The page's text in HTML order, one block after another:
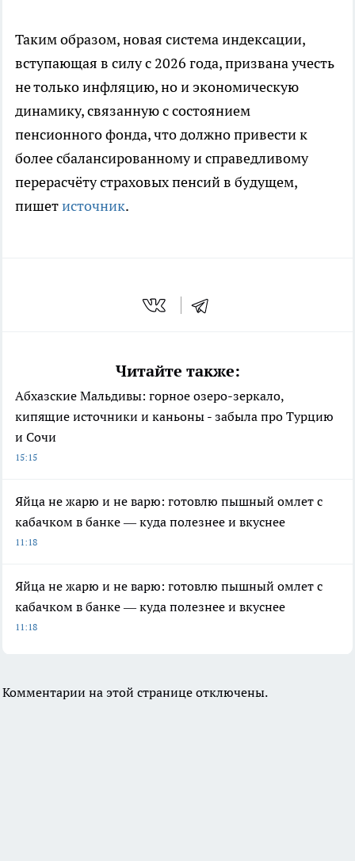
Таким образом, новая система индексации,
вступающая в силу с 2026 года, призвана учесть
не только инфляцию, но и экономическую
динамику, связанную с состоянием
пенсионного фонда, что должно привести к
более сбалансированному и справедливому
перерасчёту страховых пенсий в будущем,
пишетисточник.
Читайте также:
Абхазские Мальдивы: горное озеро-зеркало,
кипящие источники и каньоны - забыла про Турцию
и Сочи
15:15
Яйца не жарю и не варю: готовлю пышный омлет с
кабачком в банке — куда полезнее и вкуснее
11:18
Яйца не жарю и не варю: готовлю пышный омлет с
кабачком в банке — куда полезнее и вкуснее
11:18
Комментарии на этой странице отключены.